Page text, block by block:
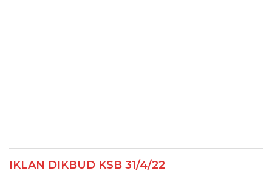
IKLAN DIKBUD KSB 31/4/22